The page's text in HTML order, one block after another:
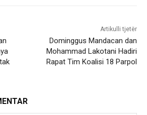
Artikulli tjetër
Dominggus Mandacan dan
Mohammad Lakotani Hadiri
Rapat Tim Koalisi 18 Parpol